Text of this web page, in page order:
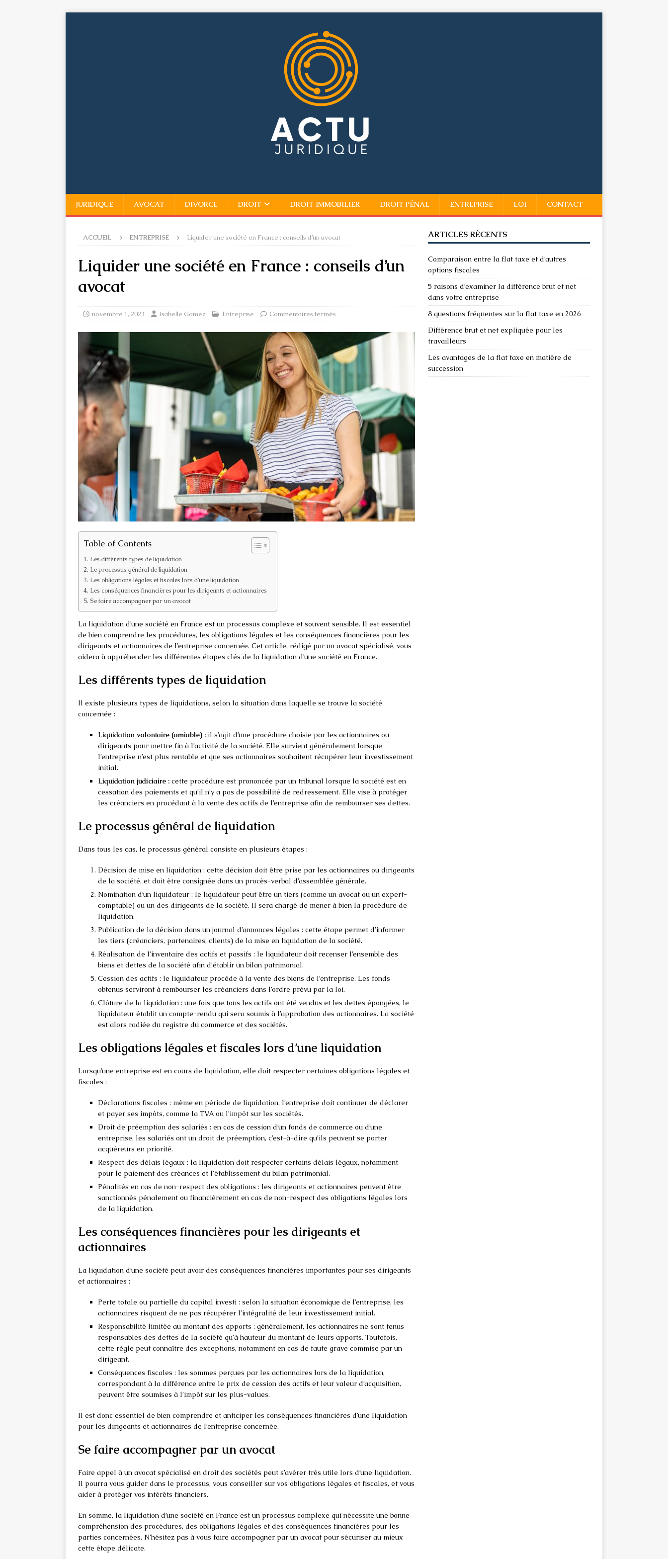
JURIDIQUE AVOCAT DIVORCE DROIT DROIT IMMOBILIER DROIT PÉNAL ENTREPRISE LOI CONTACT
ACCUEIL ENTREPRISE Liquider une société en France : conseils d’un avocat
Liquider une société en France : conseils d’un
avocat
novembre 1, 2023 Isabelle Gomez Entreprise Commentaires fermés
Table of Contents
Les différents types de liquidation
Le processus général de liquidation
Les obligations légales et fiscales lors d’une liquidation
Les conséquences financières pour les dirigeants et actionnaires
Se faire accompagner par un avocat
La liquidation d’une société en France est un processus complexe et souvent sensible. Il est essentiel
de bien comprendre les procédures, les obligations légales et les conséquences financières pour les
dirigeants et actionnaires de l’entreprise concernée. Cet article, rédigé par un avocat spécialisé, vous
aidera à appréhender les différentes étapes clés de la liquidation d’une société en France.
Les différents types de liquidation
Il existe plusieurs types de liquidations, selon la situation dans laquelle se trouve la société
concernée :
Liquidation volontaire (amiable) : il s’agit d’une procédure choisie par les actionnaires ou
dirigeants pour mettre fin à l’activité de la société. Elle survient généralement lorsque
l’entreprise n’est plus rentable et que ses actionnaires souhaitent récupérer leur investissement
initial.
Liquidation judiciaire : cette procédure est prononcée par un tribunal lorsque la société est en
cessation des paiements et qu’il n’y a pas de possibilité de redressement. Elle vise à protéger
les créanciers en procédant à la vente des actifs de l’entreprise afin de rembourser ses dettes.
Le processus général de liquidation
Dans tous les cas, le processus général consiste en plusieurs étapes :
Décision de mise en liquidation : cette décision doit être prise par les actionnaires ou dirigeants
de la société, et doit être consignée dans un procès-verbal d’assemblée générale.
Nomination d’un liquidateur : le liquidateur peut être un tiers (comme un avocat ou un expert-
comptable) ou un des dirigeants de la société. Il sera chargé de mener à bien la procédure de
liquidation.
Publication de la décision dans un journal d’annonces légales : cette étape permet d’informer
les tiers (créanciers, partenaires, clients) de la mise en liquidation de la société.
Réalisation de l’inventaire des actifs et passifs : le liquidateur doit recenser l’ensemble des
biens et dettes de la société afin d’établir un bilan patrimonial.
Cession des actifs : le liquidateur procède à la vente des biens de l’entreprise. Les fonds
obtenus serviront à rembourser les créanciers dans l’ordre prévu par la loi.
Clôture de la liquidation : une fois que tous les actifs ont été vendus et les dettes épongées, le
liquidateur établit un compte-rendu qui sera soumis à l’approbation des actionnaires. La société
est alors radiée du registre du commerce et des sociétés.
Les obligations légales et fiscales lors d’une liquidation
Lorsqu’une entreprise est en cours de liquidation, elle doit respecter certaines obligations légales et
fiscales :
Déclarations fiscales : même en période de liquidation, l’entreprise doit continuer de déclarer
et payer ses impôts, comme la TVA ou l’impôt sur les sociétés.
Droit de préemption des salariés : en cas de cession d’un fonds de commerce ou d’une
entreprise, les salariés ont un droit de préemption, c’est-à-dire qu’ils peuvent se porter
acquéreurs en priorité.
Respect des délais légaux : la liquidation doit respecter certains délais légaux, notamment
pour le paiement des créances et l’établissement du bilan patrimonial.
Pénalités en cas de non-respect des obligations : les dirigeants et actionnaires peuvent être
sanctionnés pénalement ou financièrement en cas de non-respect des obligations légales lors
de la liquidation.
Les conséquences financières pour les dirigeants et
actionnaires
La liquidation d’une société peut avoir des conséquences financières importantes pour ses dirigeants
et actionnaires :
Perte totale ou partielle du capital investi : selon la situation économique de l’entreprise, les
actionnaires risquent de ne pas récupérer l’intégralité de leur investissement initial.
Responsabilité limitée au montant des apports : généralement, les actionnaires ne sont tenus
responsables des dettes de la société qu’à hauteur du montant de leurs apports. Toutefois,
cette règle peut connaître des exceptions, notamment en cas de faute grave commise par un
dirigeant.
Conséquences fiscales : les sommes perçues par les actionnaires lors de la liquidation,
correspondant à la différence entre le prix de cession des actifs et leur valeur d’acquisition,
peuvent être soumises à l’impôt sur les plus-values.
Il est donc essentiel de bien comprendre et anticiper les conséquences financières d’une liquidation
pour les dirigeants et actionnaires de l’entreprise concernée.
Se faire accompagner par un avocat
Faire appel à un avocat spécialisé en droit des sociétés peut s’avérer très utile lors d’une liquidation.
Il pourra vous guider dans le processus, vous conseiller sur vos obligations légales et fiscales, et vous
aider à protéger vos intérêts financiers.
En somme, la liquidation d’une société en France est un processus complexe qui nécessite une bonne
compréhension des procédures, des obligations légales et des conséquences financières pour les
parties concernées. N’hésitez pas à vous faire accompagner par un avocat pour sécuriser au mieux
cette étape délicate.
ARTICLES RÉCENTS
Comparaison entre la flat taxe et d’autres
options fiscales
5 raisons d’examiner la différence brut et net
dans votre entreprise
8 questions fréquentes sur la flat taxe en 2026
Différence brut et net expliquée pour les
travailleurs
Les avantages de la flat taxe en matière de
succession